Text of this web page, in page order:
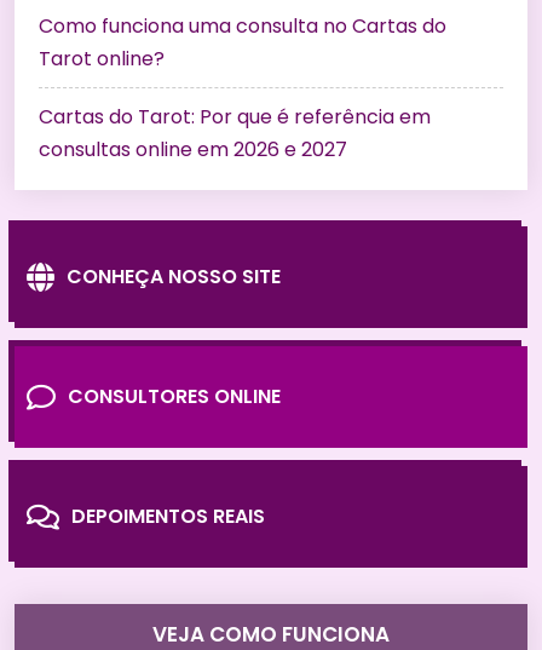
Como funciona uma consulta no Cartas do
Tarot online?
Cartas do Tarot: Por que é referência em
consultas online em 2026 e 2027
CONHEÇA NOSSO SITE
CONSULTORES ONLINE
DEPOIMENTOS REAIS
VEJA COMO FUNCIONA